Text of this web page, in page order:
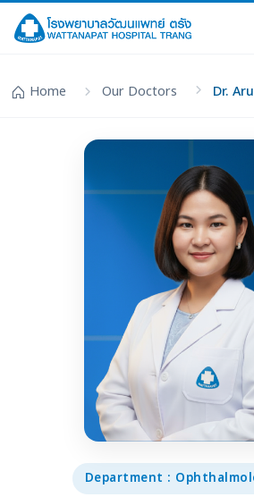
Home Our Doctors Dr.
Department :